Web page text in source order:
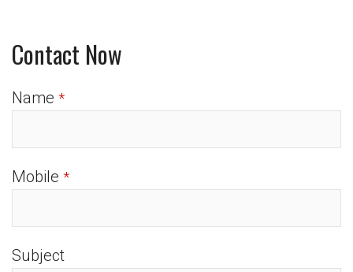
Contact Now
Name *
Mobile *
Subject